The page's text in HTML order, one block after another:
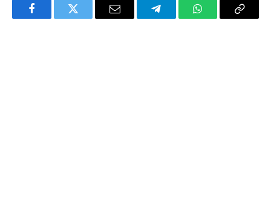
FacebookTwitter Email TelegramWhatsAppCopy